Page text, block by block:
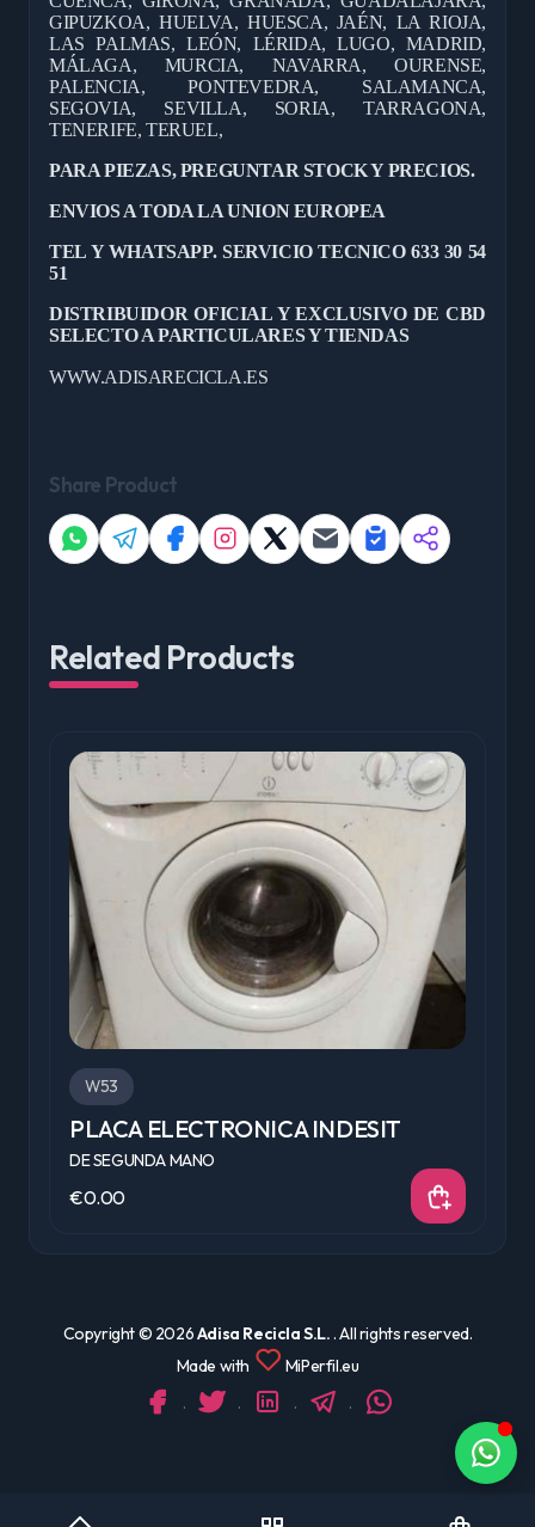
GIPUZKOA, HUELVA, HUESCA, JAÉN, LA RIOJA,
LAS PALMAS, LEÓN, LÉRIDA, LUGO, MADRID,
MÁLAGA, MURCIA, NAVARRA, OURENSE,
PALENCIA, PONTEVEDRA, SALAMANCA,
SEGOVIA, SEVILLA, SORIA, TARRAGONA,
TENERIFE, TERUEL,
PARA PIEZAS, PREGUNTAR STOCK Y PRECIOS.
ENVIOS A TODA LA UNION EUROPEA
TEL Y WHATSAPP. SERVICIO TECNICO 633 30 54
51
DISTRIBUIDOR OFICIAL Y EXCLUSIVO DE CBD
SELECTO A PARTICULARES Y TIENDAS
WWW.ADISARECICLA.ES
Share Product
Related Products
W53
PLACA ELECTRONICA INDESIT
DE SEGUNDA MANO
€0.00
Copyright © 2026Adisa Recicla S.L.. All rights reserved.
Made with
MiPerfil.eu